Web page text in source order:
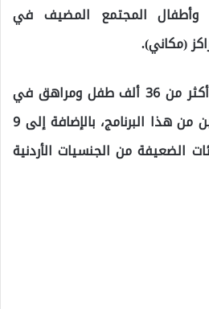
وأطفال المجتمع المضيف في
(مكاني).
من المتوقع أن يستفيد أكثر من 36 ألف طفل ومراهق في
مخيمات اللاجئين السوريين من هذا البرنامج، بالإضافة إلى 9
الضعيفة من الجنسيات الأردنية